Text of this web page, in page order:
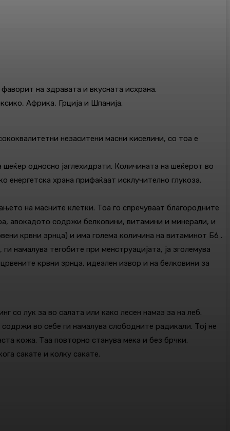
на здравата и вкусната исхрана.
Африка, Грција и Шпанија.
незаситени масни киселини, со тоа е
односно јаглехидрати. Количината на шеќерот во
енергетска храна прифаќаат исклучително глукоза.
на масните клетки. Тоа го спречуваат благородните
авокадото содржи белковини, витамини и минерали, и
крвни зрнца) и има голема количина на витаминот Б6 .
намалува тегобите при менструацијата, ја зголемува
крвни зрнца, идеален извор и на белковини за
со лук за во салата или како лесен намаз за на леб.
во себе ги намалува слободните радикали. Тој не
кожа. Таа повторно станува мека и без брчки.
сакате и колку сакате.